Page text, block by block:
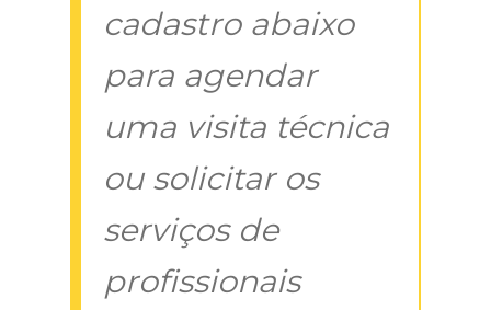
cadastro abaixo
para agendar
uma visita técnica
ou solicitar os
serviços de
profissionais